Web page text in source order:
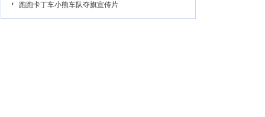
跑跑卡丁车小熊车队夺旗宣传片